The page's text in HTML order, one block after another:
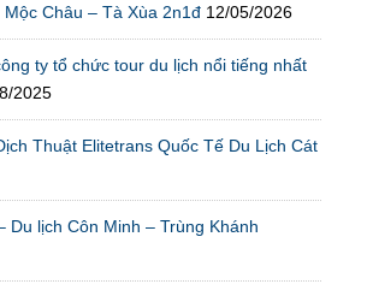
Mộc Châu – Tà Xùa 2n1đ 12/05/2026
ty tổ chức tour du lịch nổi tiếng nhất
2025
Thuật Elitetrans Quốc Tế Du Lịch Cát
Du lịch Côn Minh – Trùng Khánh